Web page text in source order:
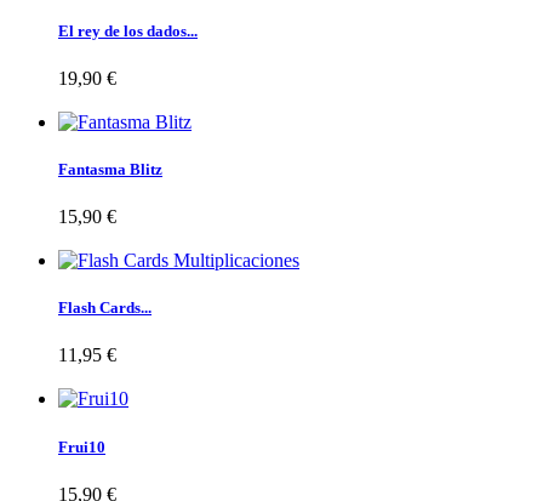
El rey de los dados...
19,90 €
Fantasma Blitz
15,90 €
Flash Cards...
11,95 €
Frui10
15,90 €